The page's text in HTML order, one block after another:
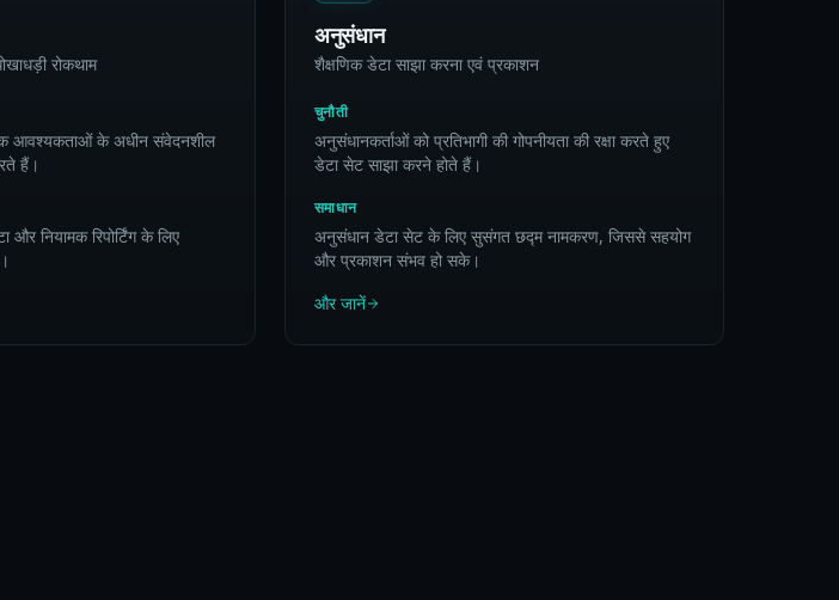
रोकथाम
आवश्यकताओं के अधीन संवेदनशील
हैं।
और नियामक रिपोर्टिंग के लिए
अनुसंधान
शैक्षणिक डेटा साझा करना एवं प्रकाशन
चुनौती
अनुसंधानकर्ताओं को प्रतिभागी की गोपनीयता की रक्षा करते हुए
डेटा सेट साझा करने होते हैं।
समाधान
अनुसंधान डेटा सेट के लिए सुसंगत छद्म नामकरण, जिससे सहयोग
और प्रकाशन संभव हो सके।
और जानें